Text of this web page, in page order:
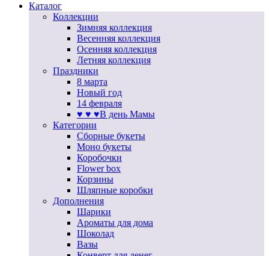
Каталог
Коллекции
Зимняя коллекция
Весенняя коллекция
Осенняя коллекция
Летняя коллекция
Праздники
8 марта
Новый год
14 февраля
♥ ♥ ♥В день Мамы
Категории
Сборные букеты
Моно букеты
Коробочки
Flower box
Корзины
Шляпные коробки
Дополнения
Шарики
Ароматы для дома
Шоколад
Вазы